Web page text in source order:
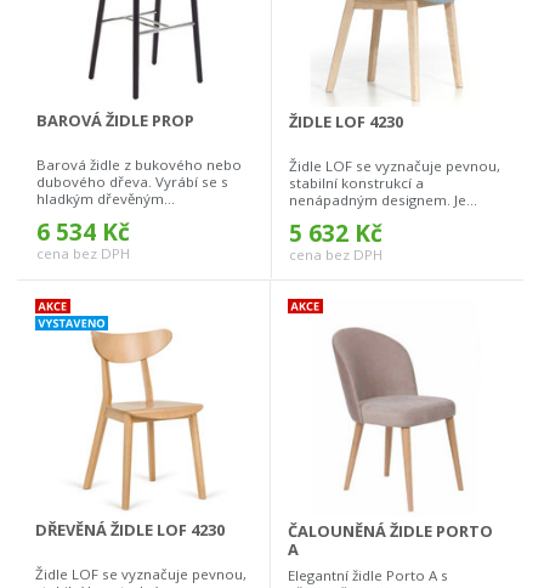
BAROVÁ ŽIDLE PROP
Barová židle z bukového nebo
dubového dřeva. Vyrábí se s
hladkým dřevěným...
6 534 Kč
cena bez DPH
ŽIDLE LOF 4230
Židle LOF se vyznačuje pevnou,
stabilní konstrukcí a
nenápadným designem. Je...
5 632 Kč
cena bez DPH
DŘEVĚNÁ ŽIDLE LOF 4230
Židle LOF se vyznačuje pevnou,
ČALOUNĚNÁ ŽIDLE PORTO
A
Elegantní židle Porto A s